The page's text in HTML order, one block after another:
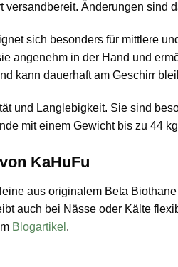
Änderungen sind
sich besonders für mittlere
angenehm in der Hand und
kann dauerhaft am Geschirr
und Langlebigkeit. Sie sind
mit einem Gewicht bis zu 44
KaHuFu
aus originalem Beta
auch bei Nässe oder Kälte
Blogartikel .